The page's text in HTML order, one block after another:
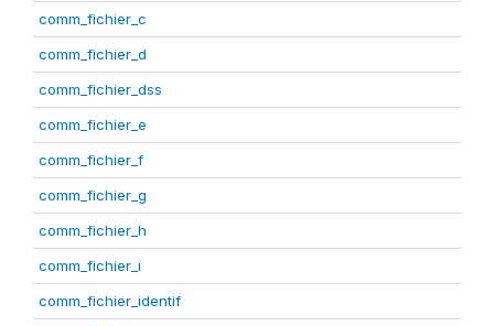
comm_fichier_c
comm_fichier_d
comm_fichier_dss
comm_fichier_e
comm_fichier_f
comm_fichier_g
comm_fichier_h
comm_fichier_i
comm_fichier_identif